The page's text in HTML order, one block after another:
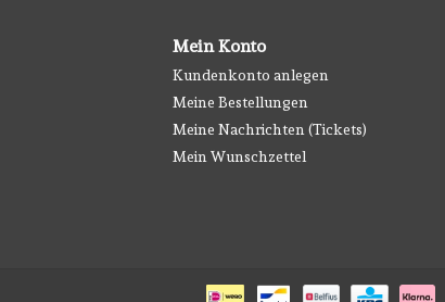
Mein Konto
Kundenkonto anlegen
Meine Bestellungen
Meine Nachrichten (Tickets)
Mein Wunschzettel